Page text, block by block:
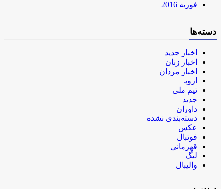
فوریه 2016
دسته‌ها
اخبار جدید
اخبار زنان
اخبار مردان
اروپا
تیم ملی
جدید
داوران
دسته‌بندی نشده
عکس
فوتبال
قهرمانی
لیگ
والیبال